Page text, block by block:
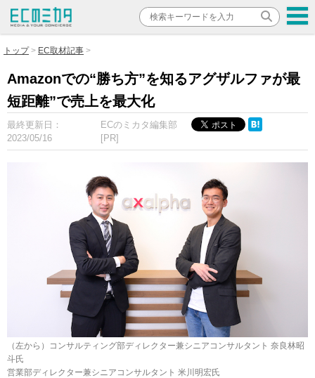
トップ EC取材記事
Amazonでの“勝ち方”を知るアグザルファが最
短距離”で売上を最大化
最終更新日：
2023/05/16
ECのミカタ編集部
[PR]
（左から）コンサルティング部ディレクター兼シニアコンサルタント 奈良林昭
斗氏
営業部ディレクター兼シニアコンサルタント 米川明宏氏